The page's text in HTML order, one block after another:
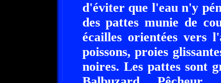
d'éviter que l'eau n'y
des pattes munie de
écailles orientées vers
poissons, proies
noires. Les pattes sont